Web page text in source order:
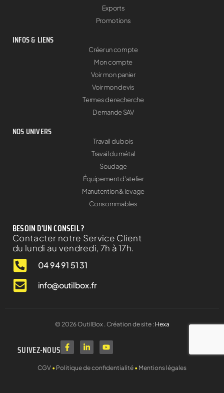
Exports
Promotions
INFOS & LIENS
Créer un compte
Mon compte
Voir mon panier
Voir mon devis
Termes de recherche
Demande SAV
NOS UNIVERS
Travail du bois
Travail du métal
Soudage
Équipement d'atelier
Manutention & levage
Consommables
BESOIN D'UN CONSEIL ?
Contacter notre Service Client
du lundi au vendredi, 7h à 17h.
04 94 91 51 31
info@outilbox.fr
© 2026OutilBox . Création de site : Hexa
SUIVEZ-NOUS
CGV • Politique de confidentialité • Mentions légales